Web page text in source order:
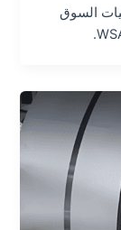
السوق